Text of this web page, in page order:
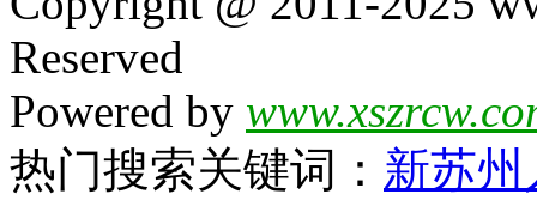
Reserved
Powered by
热门搜索关键词： 新苏